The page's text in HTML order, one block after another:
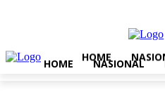
HOME NASIONAL
HOME